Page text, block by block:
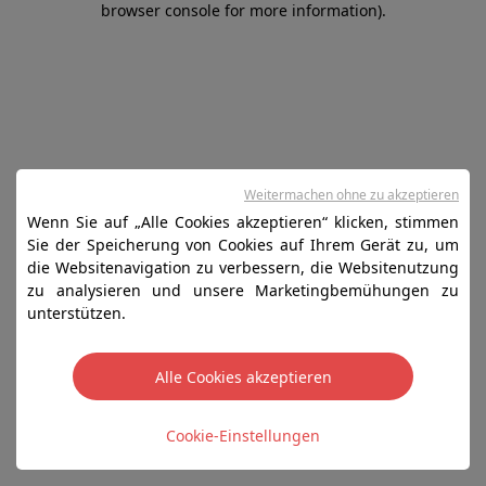
browser console for more information).
Wenn Sie auf „Alle Cookies akzeptieren“ klicken, stimmen
Sie der Speicherung von Cookies auf Ihrem Gerät zu, um
die Websitenavigation zu verbessern, die Websitenutzung
zu analysieren und unsere Marketingbemühungen zu
unterstützen.
Alle Cookies akzeptieren
Cookie-Einstellungen
Weitermachen ohne zu akzeptieren